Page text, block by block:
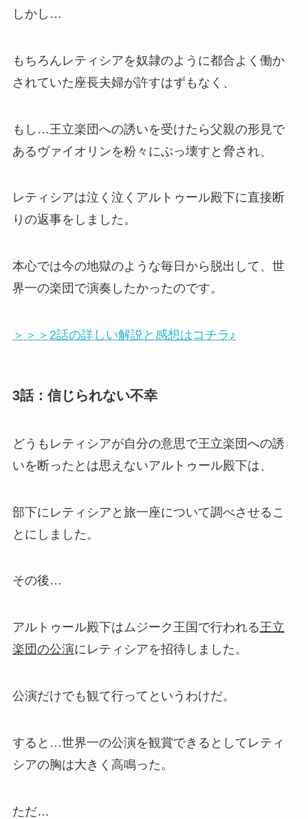
しかし…
もちろんレティシアを奴隷のように都合よく働か
されていた座長夫婦が許すはずもなく、
もし…王立楽団への誘いを受けたら父親の形見で
あるヴァイオリンを粉々にぶっ壊すと脅され、
レティシアは泣く泣くアルトゥール殿下に直接断
りの返事をしました。
本心では今の地獄のような毎日から脱出して、世
界一の楽団で演奏したかったのです。
＞＞＞2話の詳しい解説と感想はコチラ♪
3話：信じられない不幸
どうもレティシアが自分の意思で王立楽団への誘
いを断ったとは思えないアルトゥール殿下は、
部下にレティシアと旅一座について調べさせるこ
とにしました。
その後…
アルトゥール殿下はムジーク王国で行われる王立
楽団の公演にレティシアを招待しました。
公演だけでも観て行ってというわけだ。
すると…世界一の公演を観賞できるとしてレティ
シアの胸は大きく高鳴った。
ただ…